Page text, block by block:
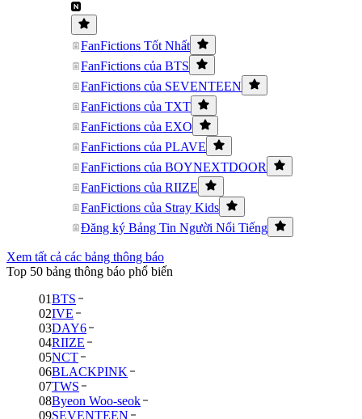
FanFictions Tốt Nhất
FanFictions của BTS
FanFictions của SEVENTEEN
FanFictions của TXT
FanFictions của EXO
FanFictions của PLAVE
FanFictions của BOYNEXTDOOR
FanFictions của RIIZE
FanFictions của Stray Kids
Đăng ký Bảng Tin Người Nổi Tiếng
Xem tất cả các bảng thông báo
Top 50 bảng thông báo phổ biến
01BTS
02IVE
03DAY6
04RIIZE
05NCT
06BLACKPINK
07TWS
08Byeon Woo-seok
09SEVENTEEN